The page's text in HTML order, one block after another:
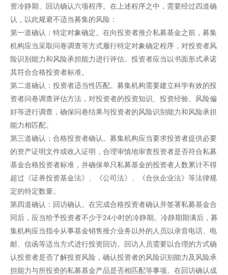
资冷静期、回访确认六项程序。在上述程序之中，需要经过四道确
认，以此规避不适当募集的风险：
第一道确认：特定对象确定。在向投资者推介私募基金之前，募集
机构应当采取问卷调查等方式履行特定对象确定程序，对投资者风
险识别能力和风险承担能力进行评估。投资者应当以书面形式承诺
其符合合格投资者标准。
第二道确认：投资者适当性匹配。募集机构需要建立科学有效的投
资者问卷调查评估方法，对投资者的投资知识、投资经验、风险偏
好等进行调查，确保问卷结果与投资者的风险识别能力和风险承担
能力相匹配。
第三道确认：合格投资者确认。募集机构应当要求投资者提供必要
的资产证明文件或收入证明，合理审慎地审查投资者是否符合私募
基金合格投资者标准，并确保单只私募基金的投资者人数累计不得
超过《证券投资基金法》、《公司法》、《合伙企业法》等法律规
定的特定数量。
第四道确认：回访确认。在完成合格投资者确认并签署私募基金合
同后，应当给予投资者不少于24小时的冷静期。冷静期期满后，募
集机构应当指令从事基金销售推介业务以外的人员以录音电话、电
邮、信函等适当方式进行投资回访。回访人员需要以合理的方式确
认投资者是否了解投资风险，确认投资者的风险识别能力及风险承
担能力与所投资的私募基金产品是否相匹配等事项。在回访确认成